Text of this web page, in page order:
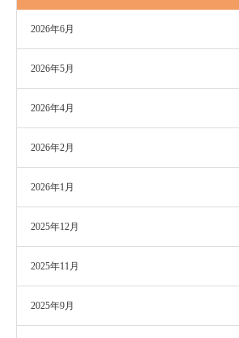
2026年6月
2026年5月
2026年4月
2026年2月
2026年1月
2025年12月
2025年11月
2025年9月